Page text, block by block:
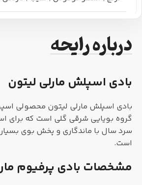
درباره رایحه
بادی اسپلش مارلی لیتون
بادی اسپلش مارلی لیتون محصولی
گروه بویایی شرقی گلی است که برای
سرد سال با ماندگاری و پخش بوی
است.
مشخصات بادی پرفیوم